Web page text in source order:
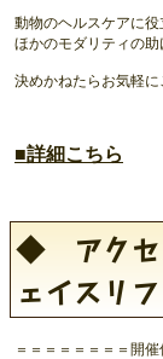
動物のヘルスケアに役
ほかのモダリティの
決めかねたらお気軽
■詳細こちら
◆ アクセ
ェイスリ
＝＝＝＝＝＝＝＝開